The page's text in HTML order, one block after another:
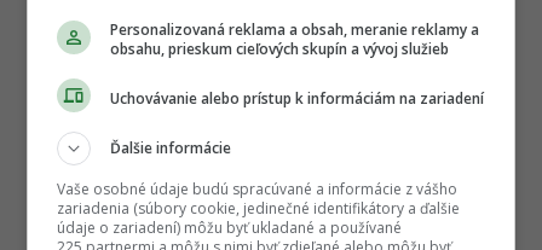
Personalizovaná reklama a obsah, meranie reklamy a
obsahu, prieskum cieľových skupín a vývoj služieb
Uchovávanie alebo prístup k informáciám na zariadení
Ďalšie informácie
Vaše osobné údaje budú spracúvané a informácie z vášho
zariadenia (súbory cookie, jedinečné identifikátory a ďalšie
údaje o zariadení) môžu byť ukladané a používané